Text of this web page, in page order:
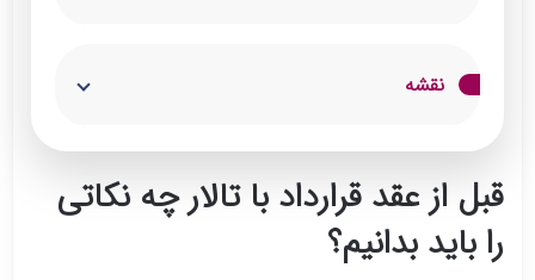
دکوراسیون ویژه‌ای دارد. نورپردازی حرفه‌ای و
مجموعه تشریفاتی به شمار می‌رود. کادر و نیروی
انسانی تالار ایساتیس از خبره‌ترین‌ها بوده و آداب
پذیرایی از میهمانان را از بر هستند.
نقشه
قبل از عقد قرارداد با تالار چه نکاتی
را باید بدانیم؟